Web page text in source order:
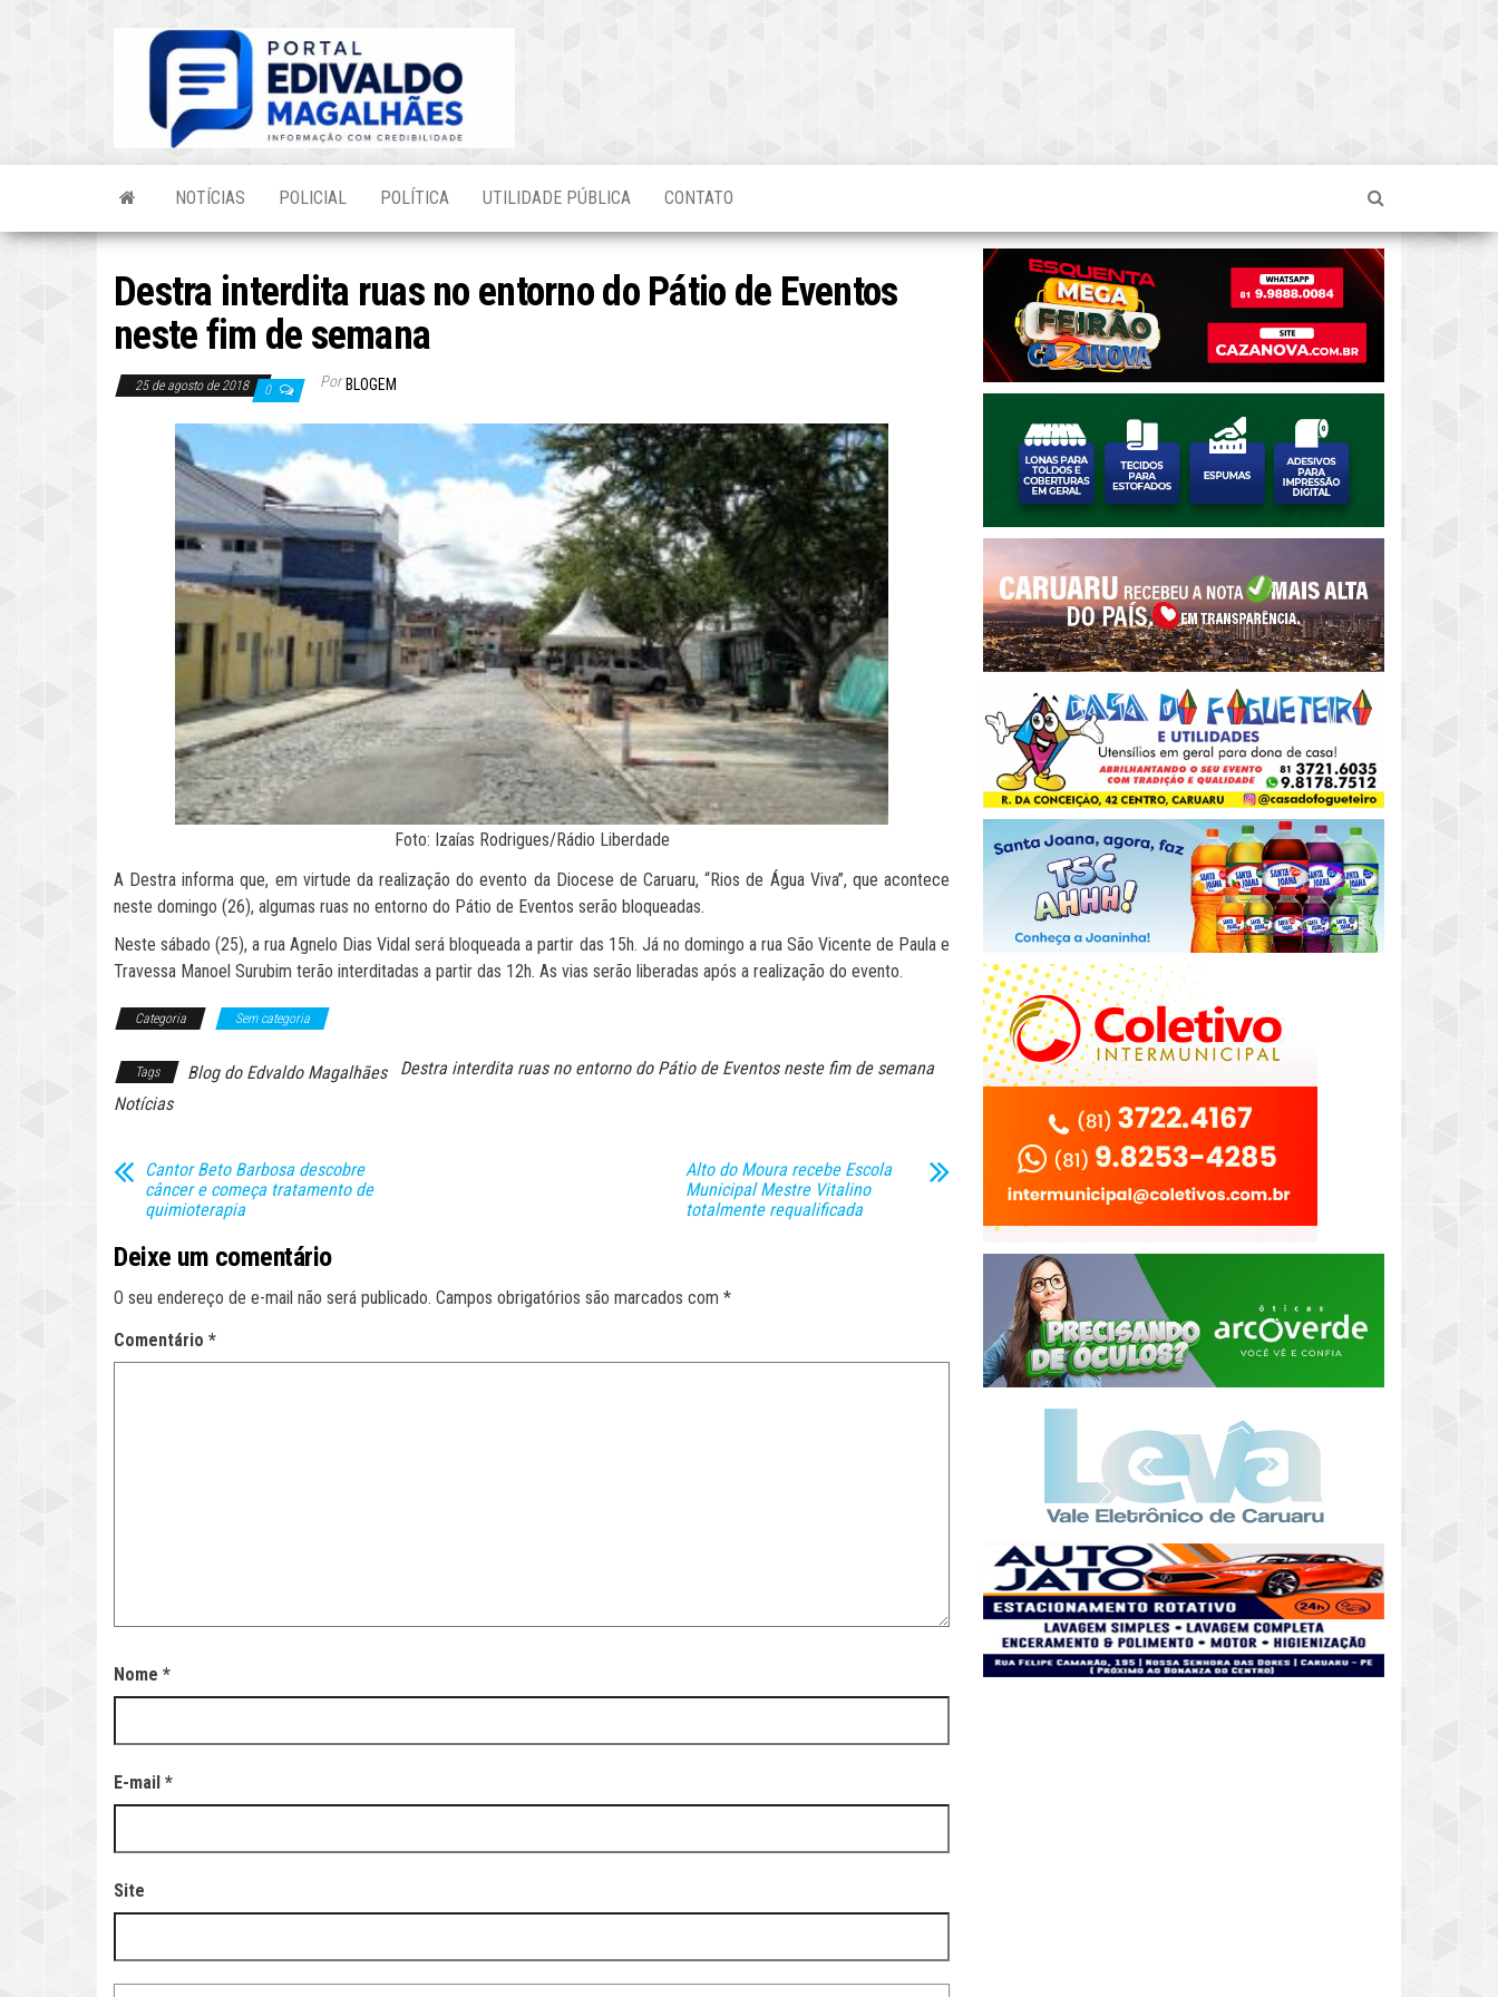
NOTÍCIAS POLICIAL POLÍTICA UTILIDADE PÚBLICA CONTATO
Destra interdita ruas no entorno do Pátio de Eventos
neste fim de semana
25 de agosto de 2018 0 Por BLOGEM
Foto: Izaías Rodrigues/Rádio Liberdade
A Destra informa que, em virtude da realização do evento da Diocese de Caruaru, “Rios de Água Viva”, que acontece
neste domingo (26), algumas ruas no entorno do Pátio de Eventos serão bloqueadas.
Neste sábado (25), a rua Agnelo Dias Vidal será bloqueada a partir das 15h. Já no domingo a rua São Vicente de Paula e
Travessa Manoel Surubim terão interditadas a partir das 12h. As vias serão liberadas após a realização do evento.
Categoria Sem categoria
Tags Blog do Edvaldo Magalhães
Destra interdita ruas no entorno do Pátio de Eventos neste fim de semana
Notícias
Cantor Beto Barbosa descobre
câncer e começa tratamento de
quimioterapia
Alto do Moura recebe Escola
Municipal Mestre Vitalino
totalmente requalificada
Deixe um comentário
O seu endereço de e-mail não será publicado. Campos obrigatórios são marcados com *
Comentário *
Nome *
E-mail *
Site